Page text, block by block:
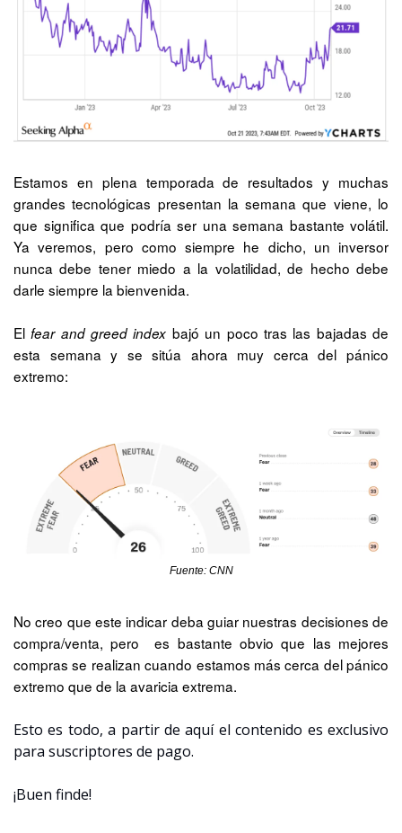
Estamos en plena temporada de resultados y muchas
grandes tecnológicas presentan la semana que viene, lo
que significa que podría ser una semana bastante volátil.
Ya veremos, pero como siempre he dicho, un inversor
nunca debe tener miedo a la volatilidad, de hecho debe
darle siempre la bienvenida.
El fear and greed index bajó un poco tras las bajadas de
esta semana y se sitúa ahora muy cerca del pánico
extremo:
Fuente: CNN
No creo que este indicar deba guiar nuestras decisiones de
compra/venta, pero  es bastante obvio que las mejores
compras se realizan cuando estamos más cerca del pánico
extremo que de la avaricia extrema.
Esto es todo, a partir de aquí el contenido es exclusivo
para suscriptores de pago.
¡Buen finde!